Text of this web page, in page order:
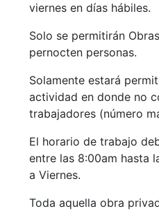
viernes en días hábiles.
Solo se permitirán
pernocten personas.
Solamente estará
actividad en donde no
trabajadores (número
El horario de trabajo
entre las 8:00am hasta
a Viernes.
Toda aquella obra